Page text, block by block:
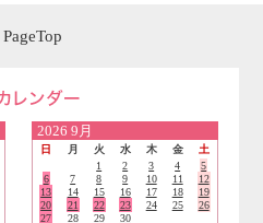
PageTop
2026 9月
日 月 火 水 木 金
土
1
2 3 4
5
6
7 8 9 10 11
12
13
14 15 16 17 18
19
20
21 22 23 24 25
26
27
28 29 30